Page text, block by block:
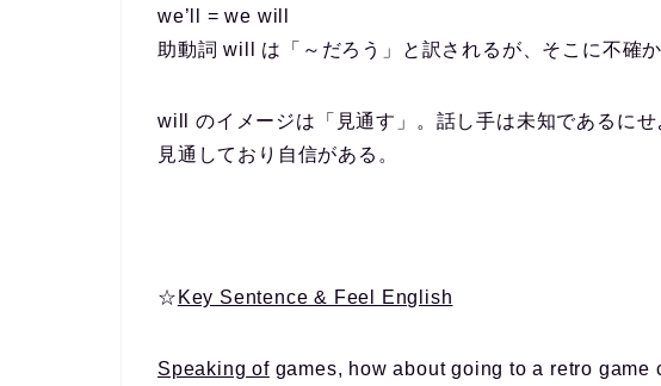
we’ll = we will
助動詞 will は「～だろう」と訳されるが、そこに不確
will のイメージは「見通す」。話し手は未知であるに
見通しており自信がある。
☆ Key Sentence & Feel English
Speaking ofgames, how about going to a retro game